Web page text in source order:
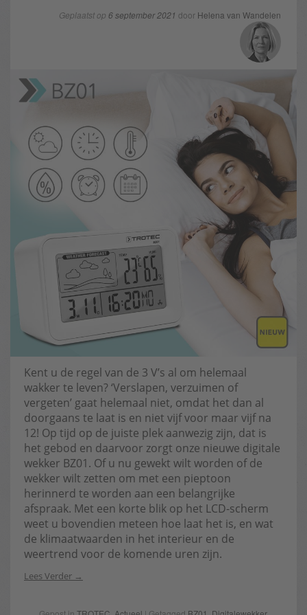
Geplaatst op 6 september 2021 door Helena van Wandelen
Kent u de regel van de 3 V’s al om helemaal
wakker te leven? ‘Verslapen, verzuimen of
vergeten’ gaat helemaal niet, omdat het dan al
doorgaans te laat is en niet vijf voor maar vijf na
12! Op tijd op de juiste plek aanwezig zijn, dat is
het gebod en daarvoor zorgt onze nieuwe digitale
wekker BZ01. Of u nu gewekt wilt worden of de
wekker wilt zetten om met een pieptoon
herinnerd te worden aan een belangrijke
afspraak. Met een korte blik op het LCD-scherm
weet u bovendien meteen hoe laat het is, en wat
de klimaatwaarden in het interieur en de
weertrend voor de komende uren zijn.
Lees Verder